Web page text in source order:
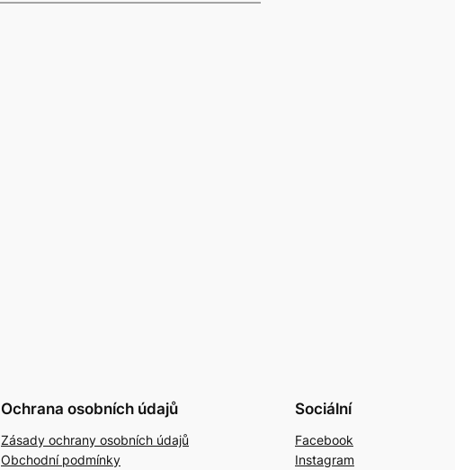
Ochrana osobních údajů
Zásady ochrany osobních údajů
Obchodní podmínky
Sociální
Facebook
Instagram